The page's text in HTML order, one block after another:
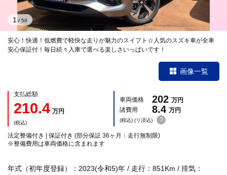
安心！快適！低燃費で軽快な走りが魅力のスイフト☆人気のスズキ車が全車
安心保証付！毎日続々入庫で選べる楽しさいっぱいです！
1 / 58
画像一覧
支払総額
210.4 万円
(税込)
車両価格 202 万円
諸費用
8.4 万円
(税込) (リ済込) ?
法定整備付き | 保証付き (部分保証 36ヶ月：走行無制限)
※整備費用は車両価格に含まれます
年式（初年度登録）：2023(令和5)年 / 走行：851Km / 排気：